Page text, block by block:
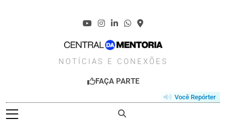
NOTÍCIAS E CONEXÕES
FAÇA PARTE
Você Repórter